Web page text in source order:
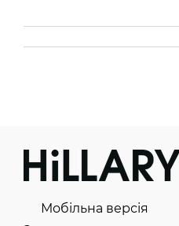
Мобільна версія